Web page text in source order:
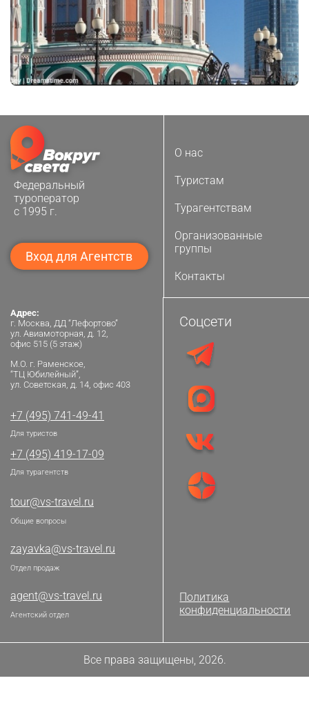
Федеральный
туроператор
с 1995 г.
Вход для Агентств
О нас
Туристам
Турагентствам
Организованные
группы
Контакты
Адрес:
г. Москва, ДД “Лефортово”
ул. Авиамоторная, д. 12,
офис 515 (5 этаж)
М.О. г. Раменское,
“ТЦ Юбилейный”,
ул. Советская, д. 14, офис 403
+7 (495) 741-49-41
Для туристов
+7 (495) 419-17-09
Для турагентств
tour@vs-travel.ru
Общие вопросы
zayavka@vs-travel.ru
Отдел продаж
agent@vs-travel.ru
Агентский отдел
Соцсети
Политика
конфиденциальности
Все права защищены, 2026.